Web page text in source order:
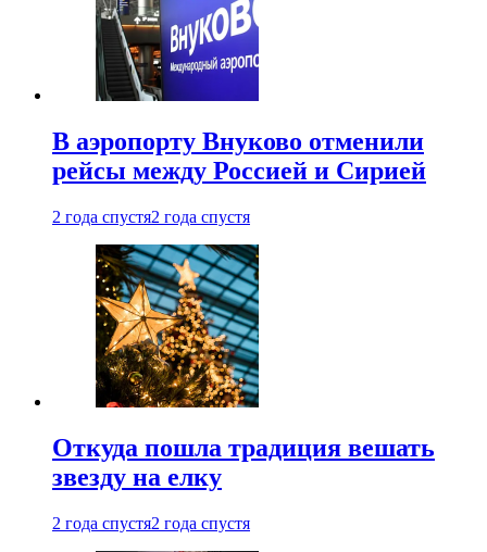
В аэропорту Внуково отменили
рейсы между Россией и Сирией
2 года спустя2 года спустя
Откуда пошла традиция вешать
звезду на елку
2 года спустя2 года спустя